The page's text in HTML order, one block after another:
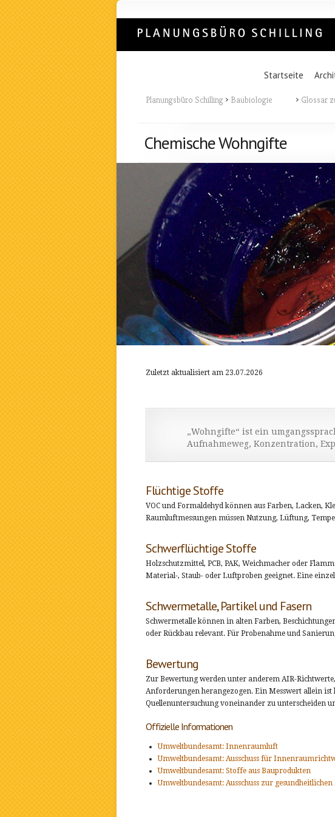
Startseite
Planungsbüro Schilling > Baubiologie > Glossar
Chemische Wohngifte
Zuletzt aktualisiert am 23.07.2026
„Wohngifte“ ist ein
Aufnahmeweg, Konzentration,
Flüchtige Stoffe
VOC und Formaldehyd können aus Farben, Lacken,
Raumluftmessungen müssen Nutzung, Lüftung,
Schwerflüchtige Stoffe
Holzschutzmittel, PCB, PAK, Weichmacher oder
Material-, Staub- oder Luftproben geeignet. Eine
Schwermetalle, Partikel und Fasern
Schwermetalle können in alten Farben,
oder Rückbau relevant. Für Probenahme und
Bewertung
Zur Bewertung werden unter anderem AIR-
Anforderungen herangezogen. Ein Messwert allein
Quellenuntersuchung voneinander zu unterscheiden
Offizielle Informationen
Umweltbundesamt: Innenraumluft
Umweltbundesamt: Ausschuss für
Umweltbundesamt: Stoffe aus Bauprodukten
Umweltbundesamt: Ausschuss zur